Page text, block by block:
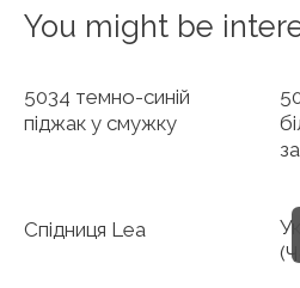
You might be
5034 темно-синій
піджак у смужку
Спідниця Lea